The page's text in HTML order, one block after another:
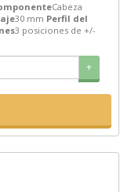
Cabeza
30 mm Perfil del
3 posiciones de +/-
+